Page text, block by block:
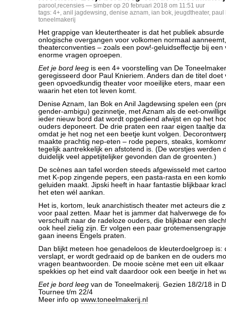
parool ,recensies — simber op 20 februari 2018 om 11:51 uur
tags: 4+, anil jagdewsing, denise aznam, ian bok, jeugdtheater, paul
toneelmakerij
Het grappige van kleutertheater is dat het publiek absurde
onlogische overgangen voor volkomen normaal
theaterconventies – zoals een pow!-geluidseffectje bij een
enorme vragen oproepen.
Eet je bord leeg is een 4+ voorstelling van De
geregisseerd door Paul Knieriem. Anders dan de titel doet
geen opvoedkundig theater voor moeilijke eters, maar
waarin het eten tot leven komt.
Denise Aznam, Ian Bok en Anil Jagdewsing spelen een
gender-ambigu) gezinnetje, met Aznam als de eet-
ieder nieuw bord dat wordt opgediend afwijst en op het
ouders deponeert. De drie praten een raar eigen taaltje
omdat je het nog net een beetje kunt volgen.
maakte prachtig nep-eten – rode pepers, steaks,
tegelijk aantrekkelijk en afstotend is. (De worstjes werden
duidelijk veel appetijtelijker gevonden dan de groenten.)
De scènes aan tafel worden steeds afgewisseld met
met K-pop zingende pepers, een pasta-rasta en een
geluiden maakt. Jipski heeft in haar fantastie blijkbaar
het eten wél aankan.
Het is, kortom, leuk anarchistisch theater met acteurs die
voor paal zetten. Maar het is jammer dat halverwege de
verschuift naar de radeloze ouders, die blijkbaar een
ook heel zielig zijn. Er volgen een paar
gaan ineens Engels praten.
Dan blijkt meteen hoe genadeloos de kleuterdoelgroep is:
verslapt, er wordt gedraaid op de banken en de ouders
vragen beantwoorden. De mooie scène met een uit
spekkies op het eind valt daardoor ook een beetje in het
Eet je bord leeg van de Toneelmakerij. Gezien 18/2/18 in
Tournee t/m 22/4
Meer info op www.toneelmakerij.nl